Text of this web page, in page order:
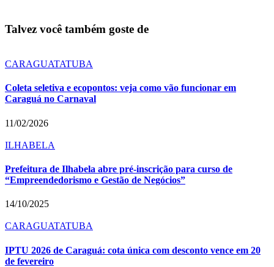
Talvez você também goste de
CARAGUATATUBA
Coleta seletiva e ecopontos: veja como vão funcionar em
Caraguá no Carnaval
11/02/2026
ILHABELA
Prefeitura de Ilhabela abre pré-inscrição para curso de
“Empreendedorismo e Gestão de Negócios”
14/10/2025
CARAGUATATUBA
IPTU 2026 de Caraguá: cota única com desconto vence em 20
de fevereiro